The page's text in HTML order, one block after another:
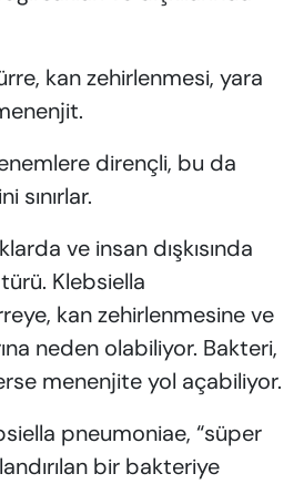
kan zehirlenmesi, yara
dirençli, bu da
sınırlar.
ve insan dışkısında
Klebsiella
kan zehirlenmesine ve
neden olabiliyor. Bakteri,
menenjite yol açabiliyor.
pneumoniae, “süper
bir bakteriye